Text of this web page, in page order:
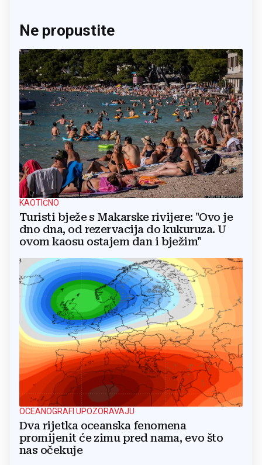
Ne propustite
KAOTIČNO
Turisti bježe s Makarske rivijere: "Ovo je
dno dna, od rezervacija do kukuruza. U
ovom kaosu ostajem dan i bježim"
OCEANOGRAFI UPOZORAVAJU
Dva rijetka oceanska fenomena
promijenit će zimu pred nama, evo što
nas očekuje